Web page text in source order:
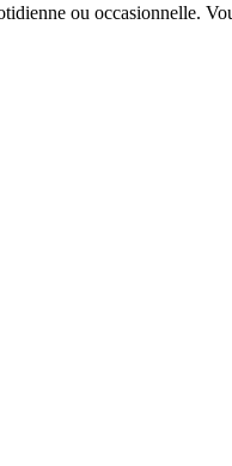
ou occasionnelle.